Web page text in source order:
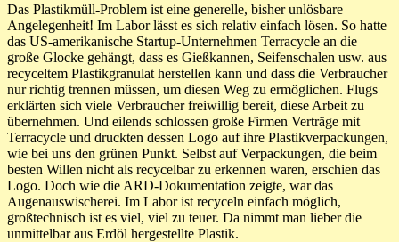
Das Plastikmüll-Problem ist eine generelle, bisher unlösbare
Angelegenheit! Im Labor lässt es sich relativ einfach lösen. So hatte
das US-amerikanische Startup-Unternehmen Terracycle an die
große Glocke gehängt, dass es Gießkannen, Seifenschalen usw. aus
recyceltem Plastikgranulat herstellen kann und dass die Verbraucher
nur richtig trennen müssen, um diesen Weg zu ermöglichen. Flugs
erklärten sich viele Verbraucher freiwillig bereit, diese Arbeit zu
übernehmen. Und eilends schlossen große Firmen Verträge mit
Terracycle und druckten dessen Logo auf ihre Plastikverpackungen,
wie bei uns den grünen Punkt. Selbst auf Verpackungen, die beim
besten Willen nicht als recycelbar zu erkennen waren, erschien das
Logo. Doch wie die ARD-Dokumentation zeigte, war das
Augenauswischerei. Im Labor ist recyceln einfach möglich,
großtechnisch ist es viel, viel zu teuer. Da nimmt man lieber die
unmittelbar aus Erdöl hergestellte Plastik.